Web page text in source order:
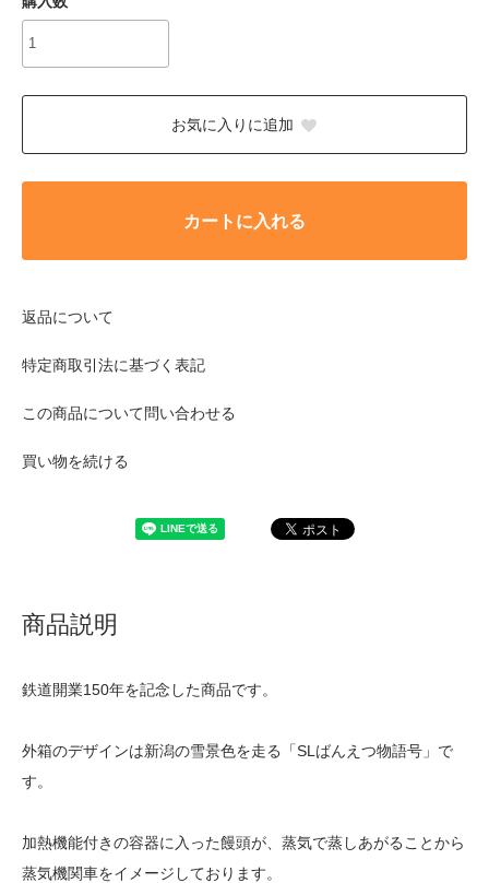
お気に入りに追加
カートに入れる
返品について
特定商取引法に基づく表記
この商品について問い合わせる
買い物を続ける
商品説明
鉄道開業150年を記念した商品です。
外箱のデザインは新潟の雪景色を走る「SLばんえつ物語号」で
す。
加熱機能付きの容器に入った饅頭が、蒸気で蒸しあがることから
蒸気機関車をイメージしております。